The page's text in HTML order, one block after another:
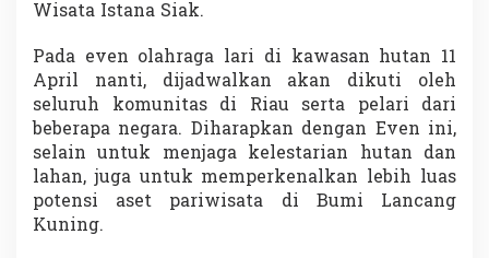
Wisata Istana Siak.
Pada even olahraga lari di kawasan hutan 11
April nanti, dijadwalkan akan dikuti oleh
seluruh komunitas di Riau serta pelari dari
beberapa negara. Diharapkan dengan Even ini,
selain untuk menjaga kelestarian hutan dan
lahan, juga untuk memperkenalkan lebih luas
potensi aset pariwisata di Bumi Lancang
Kuning.